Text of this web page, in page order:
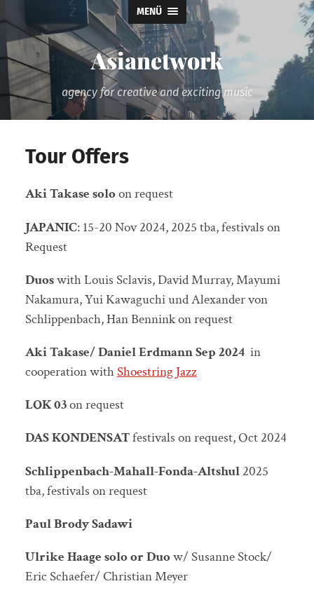
MENÜ
Asianetwork
agency for creative and exciting music
Tour Offers
Aki Takase soloon request
JAPANIC: 15-20 Nov 2024, 2025 tba, festivals on
Request
Duoswith Louis Sclavis, David Murray, Mayumi
Nakamura, Yui Kawaguchi und Alexander von
Schlippenbach, Han Bennink on request
Aki Takase/ Daniel ErdmannSep 2024in
cooperation withShoestring Jazz
LOK 03on request
DAS KONDENSATfestivals on request, Oct 2024
Schlippenbach-Mahall-Fonda-Altshul2025
tba, festivals on request
Paul Brody Sadawi
Ulrike Haage solo or Duow/ Susanne Stock/
Eric Schaefer/ Christian Meyer